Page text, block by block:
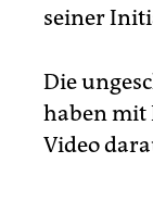
seiner
Die
haben mit
Video